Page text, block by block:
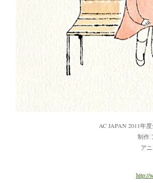
AC JAPAN 2011年
制作
ア
http://